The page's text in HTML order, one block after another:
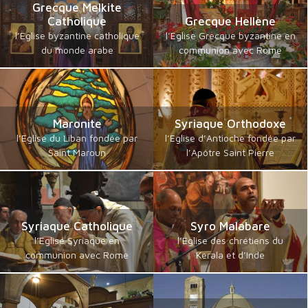
Grecque Melkite
Catholique
l’Eglise byzantine catholique
du monde arabe
Grecque Hellène
l’Eglise Grecque byzantine en
communion avec Rome
Maronite
l’Eglise du Liban fondée par
Saint Maroun
Syriaque Orthodoxe
l’Eglise d’Antioche fondée par
l’Apôtre Saint Pierre
Syriaque Catholique
l’Eglise Syriaque en
communion avec Rome
Syro Malabare
l’Eglise des chrétiens du
Kerala et d’Inde